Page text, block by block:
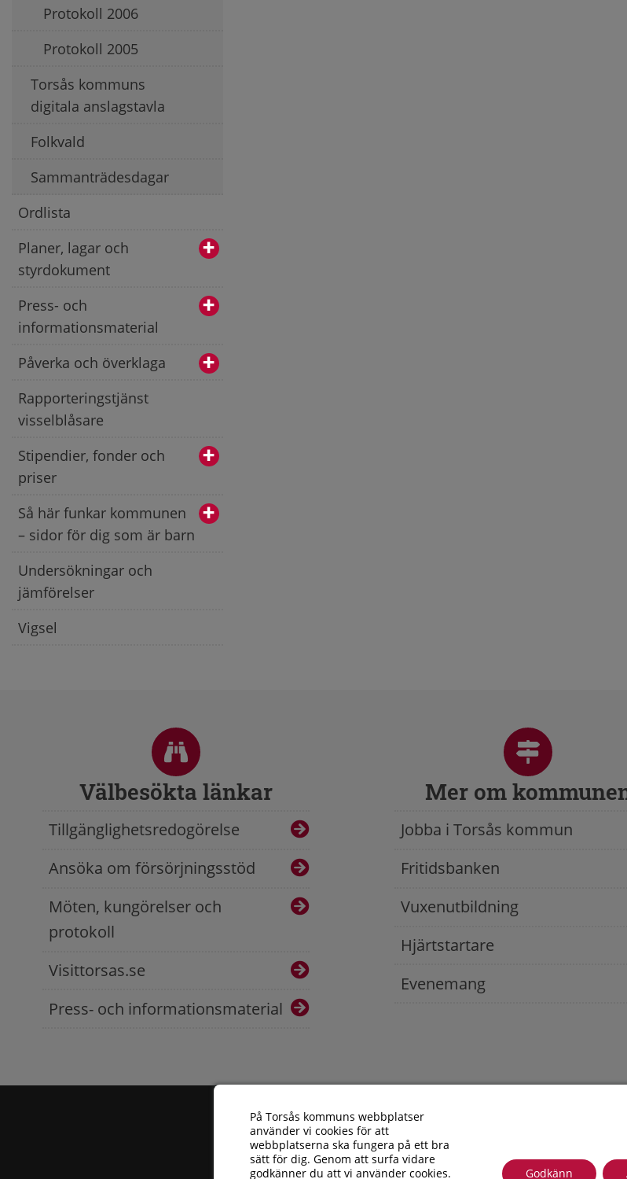
Protokoll 2006
Protokoll 2005
Torsås kommuns
digitala anslagstavla
Folkvald
Sammanträdesdagar
Ordlista
Planer, lagar och
styrdokument
Press- och
informationsmaterial
Påverka och överklaga
Rapporteringstjänst
visselblåsare
Stipendier, fonder och
priser
Så här funkar kommunen
– sidor för dig som är barn
Undersökningar och
jämförelser
Vigsel
På Torsås kommuns webbplatser
använder vi cookies för att
webbplatserna ska fungera på ett bra
sätt för dig. Genom att surfa vidare
godkänner du att vi använder cookies.
Godkänn
Välbesökta länkar
Tillgänglighetsredogörelse
Ansöka om försörjningsstöd
Möten, kungörelser och
protokoll
Visittorsas.se
Press- och informationsmaterial
Mer om
Jobba i Torsås kommun
Fritidsbanken
Vuxenutbildning
Hjärtstartare
Evenemang